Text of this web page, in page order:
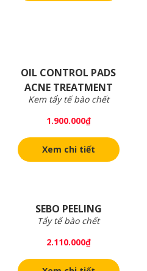
OIL CONTROL PADS
ACNE TREATMENT
Kem tẩy tế bào chết
1.900.000₫
Xem chi tiết
SEBO PEELING
Tẩy tế bào chết
2.110.000₫